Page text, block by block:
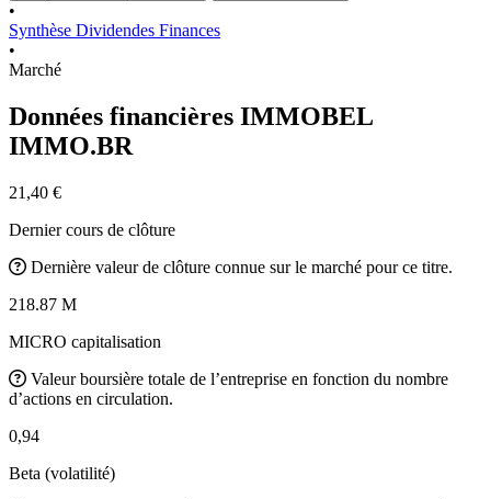
•
Synthèse Dividendes Finances
•
Marché
Données financières IMMOBEL
IMMO.BR
21,40 €
Dernier cours de clôture
Dernière valeur de clôture connue sur le marché pour ce titre.
218.87 M
MICRO capitalisation
Valeur boursière totale de l’entreprise en fonction du nombre
d’actions en circulation.
0,94
Beta (volatilité)